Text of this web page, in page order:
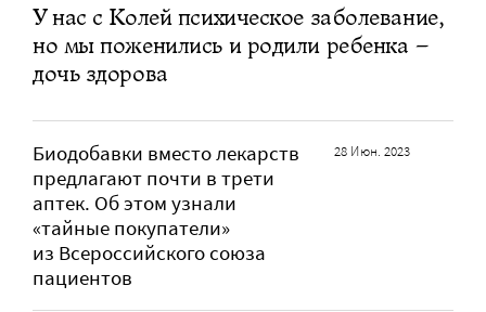
У нас с Колей психическое заболевание,
но мы поженились и родили ребенка –
дочь здорова
Биодобавки вместо лекарств
предлагают почти в трети
аптек. Об этом узнали
«тайные покупатели»
из Всероссийского союза
пациентов
28 Июн. 2023